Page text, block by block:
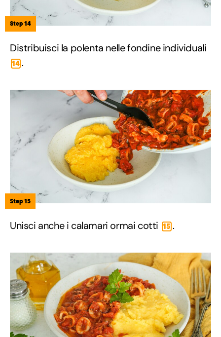
Step 14
Distribuisci la polenta nelle fondine individuali
14 .
Step 15
Unisci anche i calamari ormai cotti 15 .